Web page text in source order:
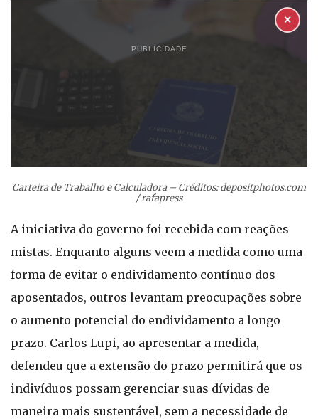
PUBLICIDADE
✕
Carteira de Trabalho e Calculadora – Créditos: depositphotos.com
/ rafapress
A iniciativa do governo foi recebida com reações
mistas. Enquanto alguns veem a medida como uma
forma de evitar o endividamento contínuo dos
aposentados, outros levantam preocupações sobre
o aumento potencial do endividamento a longo
prazo. Carlos Lupi, ao apresentar a medida,
defendeu que a extensão do prazo permitirá que os
indivíduos possam gerenciar suas dívidas de
maneira mais sustentável, sem a necessidade de